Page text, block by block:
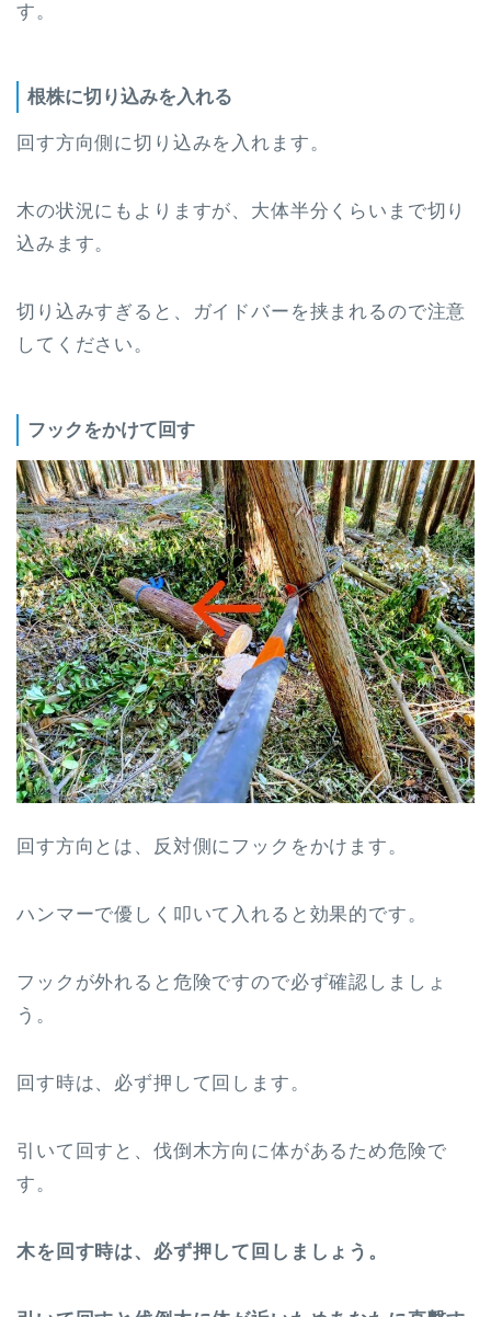
す。
根株に切り込みを入れる
回す方向側に切り込みを入れます。
木の状況にもよりますが、大体半分くらいまで切り
込みます。
切り込みすぎると、ガイドバーを挟まれるので注意
してください。
フックをかけて回す
回す方向とは、反対側にフックをかけます。
ハンマーで優しく叩いて入れると効果的です。
フックが外れると危険ですので必ず確認しましょ
う。
回す時は、必ず押して回します。
引いて回すと、伐倒木方向に体があるため危険で
す。
木を回す時は、必ず押して回しましょう。